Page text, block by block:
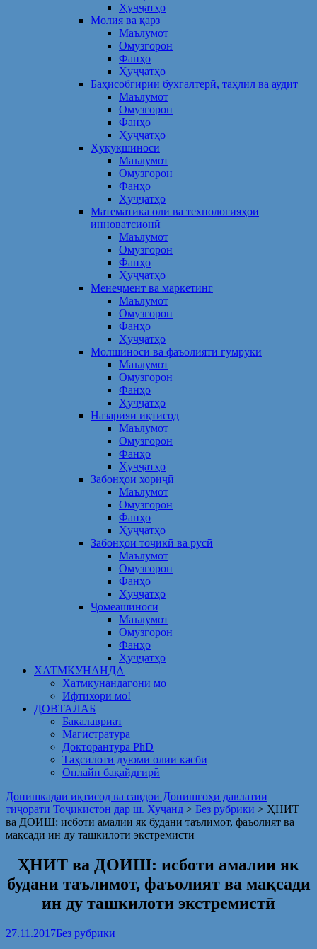
Ҳуҷҷатҳо
Молия ва қарз
Маълумот
Омузгорон
Фанҳо
Ҳуҷҷатҳо
Баҳисобгирии бухгалтерӣ, таҳлил ва аудит
Маълумот
Омузгорон
Фанҳо
Ҳуҷҷатҳо
Ҳуқуқшиносӣ
Маълумот
Омузгорон
Фанҳо
Ҳуҷҷатҳо
Математика олӣ ва технологияҳои
инноватсионӣ
Маълумот
Омузгорон
Фанҳо
Ҳуҷҷатҳо
Менеҷмент ва маркетинг
Маълумот
Омузгорон
Фанҳо
Ҳуҷҷатҳо
Молшиносӣ ва фаъолияти гумрукӣ
Маълумот
Омузгорон
Фанҳо
Ҳуҷҷатҳо
Назарияи иқтисод
Маълумот
Омузгорон
Фанҳо
Ҳуҷҷатҳо
Забонҳои хориҷӣ
Маълумот
Омузгорон
Фанҳо
Ҳуҷҷатҳо
Забонҳои тоҷикӣ ва русӣ
Маълумот
Омузгорон
Фанҳо
Ҳуҷҷатҳо
Ҷомеашиносӣ
Маълумот
Омузгорон
Фанҳо
Ҳуҷҷатҳо
ХАТМКУНАНДА
Хатмкунандагони мо
Ифтихори мо!
ДОВТАЛАБ
Бакалавриат
Магистратура
Докторантура PhD
Таҳсилоти дуюми олии касбӣ
Онлайн бақайдгирӣ
Донишкадаи иқтисод ва савдои Донишгоҳи давлатии
тиҷорати Тоҷикистон дар ш. Хуҷанд > Без рубрики > ҲНИТ
ва ДОИШ: исботи амалии як будани таълимот, фаъолият ва
мақсади ин ду ташкилоти экстремистӣ
ҲНИТ ва ДОИШ: исботи амалии як
будани таълимот, фаъолият ва мақсади
ин ду ташкилоти экстремистӣ
27.11.2017Без рубрики